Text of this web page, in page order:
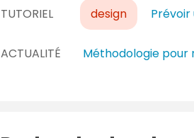
TUTORIEL design
ACTUALITÉ Méthodologie pour